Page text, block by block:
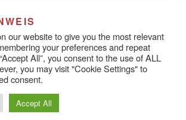
der Weinstraße
Stolz präsentiert von WordPress
our website to give you the most relevant
your preferences and repeat
All”, you consent to the use of ALL
you may visit "Cookie Settings" to
consent.
Accept All